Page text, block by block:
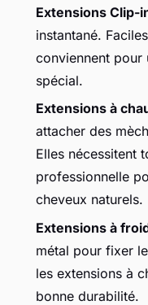
Extensions Clip-
instantané.
conviennent pour
spécial.
Extensions à
attacher des
Elles nécessitent
professionnelle
cheveux naturels.
Extensions à
métal pour fixer
les extensions à
bonne durabilité.